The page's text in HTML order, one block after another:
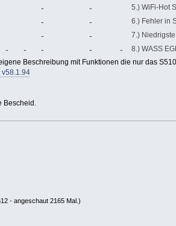
- - 5.) WiFi-Hot
- - 6.) Fehler in
- - 7.)
- - - - -
8.) WASS
Beschreibung mit Funktionen die nur das
v58.1.94
Bescheid.
- angeschaut 2165 Mal.)